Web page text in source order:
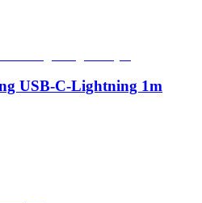
USB-C-Lightning 1m